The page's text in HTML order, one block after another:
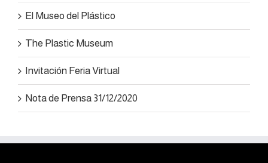
El Museo del Plástico
The Plastic Museum
Invitación Feria Virtual
Nota de Prensa 31/12/2020